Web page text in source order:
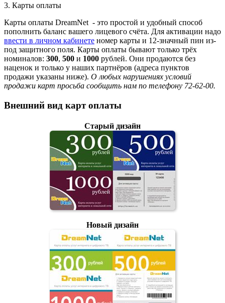
3. Карты оплаты
Карты оплаты DreamNet - это простой и удобный способ
пополнить баланс вашего лицевого счёта. Для активации надо
ввести в личном кабинете номер карты и 12-значный пин из-
под защитного поля. Карты оплаты бывают только трёх
номиналов: 300, 500 и 1000 рублей. Они продаются без
наценок и только у наших партнёров (адреса пунктов
продажи указаны ниже). О любых нарушениях условий
продажи карт просьба сообщить нам по телефону 72-62-00.
Внешний вид карт оплаты
Старый дизайн
Новый дизайн